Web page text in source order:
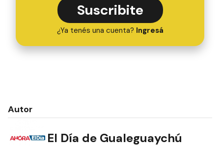
Suscribite
¿Ya tenés una cuenta? Ingresá
Autor
El Día de Gualeguaychú